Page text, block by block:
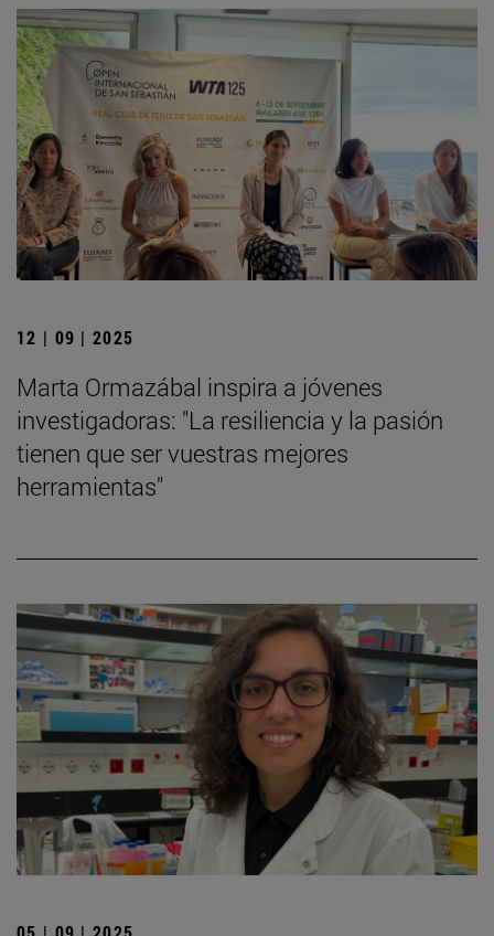
12 | 09 | 2025
Marta Ormazábal inspira a jóvenes
investigadoras: "La resiliencia y la pasión
tienen que ser vuestras mejores
herramientas"